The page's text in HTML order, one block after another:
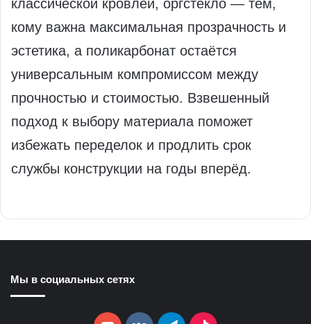
классической кровлей, оргстекло — тем,
кому важна максимальная прозрачность и
эстетика, а поликарбонат остаётся
универсальным компромиссом между
прочностью и стоимостью. Взвешенный
подход к выбору материала поможет
избежать переделок и продлить срок
службы конструкции на годы вперёд.
Мы в социальных сетях